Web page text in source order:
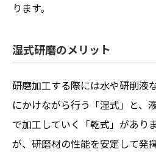
ります。
湿式研磨のメリット
研磨加工する際には水や研削液
にかけながら行う「湿式」と、
で加工していく「乾式」があり
が、研磨材の性能を安定して発